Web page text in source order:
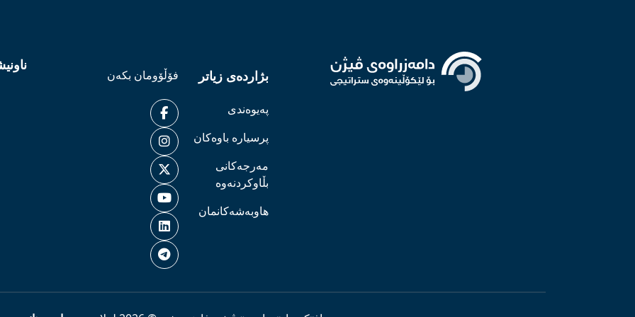
بژاردەی زیاتر
پەیوەندی
پرسیارە باوەکان
مەرجەکانی
بڵاوکردنەوە
هاوبەشەکانمان
فۆڵۆومان بکەن